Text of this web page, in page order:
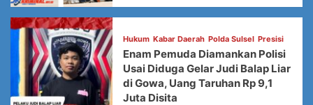
Hukum Kabar Daerah Polda Sulsel Presisi
Enam Pemuda Diamankan Polisi
Usai Diduga Gelar Judi Balap Liar
di Gowa, Uang Taruhan Rp 9,1
Juta Disita